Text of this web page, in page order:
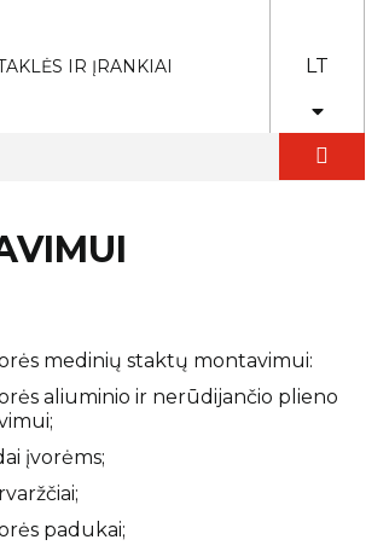
IR ĮRANKIAI LT
medinių staktų montavimui:
aliuminio ir nerūdijančio plieno
įvorėms;
padukai;